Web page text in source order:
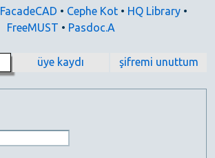
FacadeCAD • Cephe Kot• HQ Library•
FreeMUST • Pasdoc.A
üye kaydı şifremi unuttum